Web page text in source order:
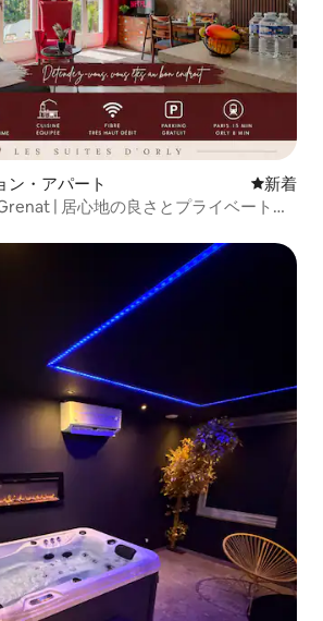
ン・アパート 新しい宿
新着
| 居心地の良さとプライベートガ